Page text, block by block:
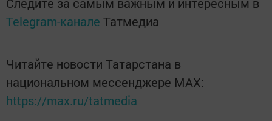
Telegram-канале Татмедиа
Читайте новости Татарстана в
национальном мессенджере MАХ:
https://max.ru/tatmedia